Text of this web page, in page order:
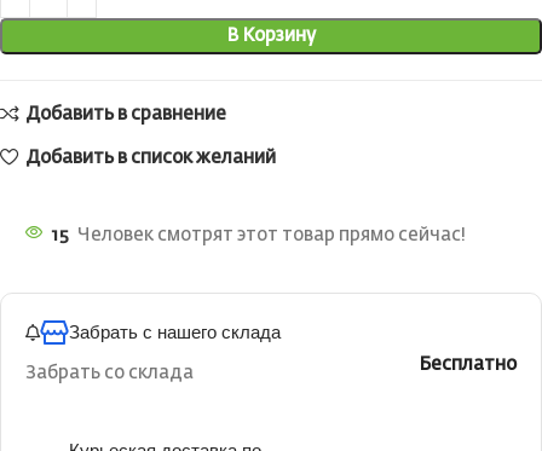
В Корзину
Добавить в сравнение
Добавить в список желаний
15 Человек смотрят этот товар прямо сейчас!
Забрать с нашего склада
Забрать со склада Бесплатно